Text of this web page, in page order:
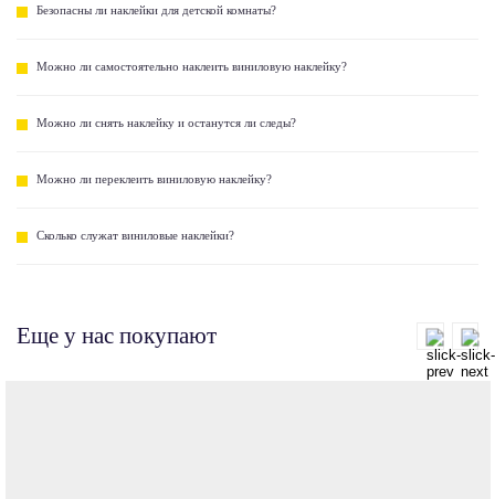
Безопасны ли наклейки для детской комнаты?
Можно ли самостоятельно наклеить виниловую наклейку?
Можно ли снять наклейку и останутся ли следы?
Можно ли переклеить виниловую наклейку?
Сколько служат виниловые наклейки?
Еще у нас покупают